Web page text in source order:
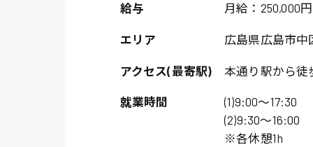
給与 月給：250,000
エリア 広島県広島市中
アクセス(最寄駅) 本通り駅から徒
就業時間
(1)9:00〜17:30
(2)9:30〜16:00
※各休憩1h